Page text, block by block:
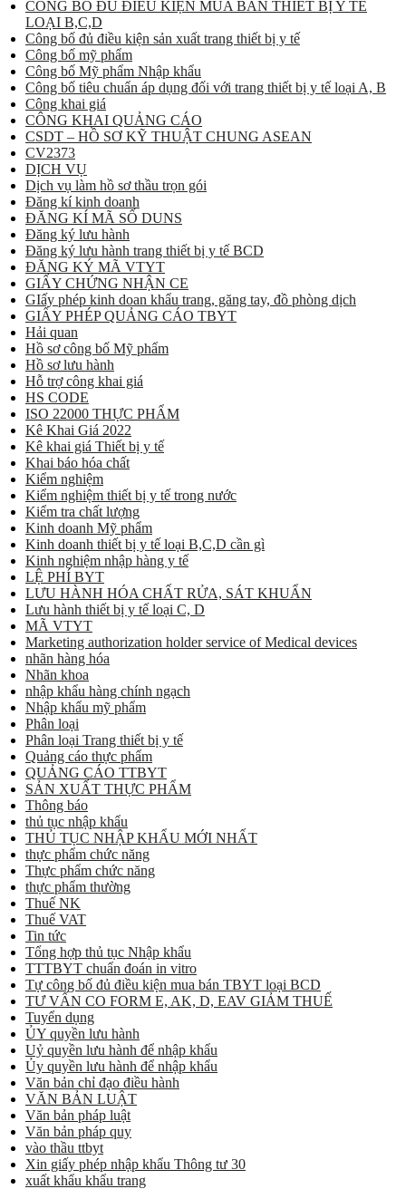
CÔNG BỐ ĐỦ ĐIỀU KIỆN MUA BÁN THIẾT BỊ Y TẾ
LOẠI B,C,D
Công bố đủ điều kiện sản xuất trang thiết bị y tế
Công bố mỹ phẩm
Công bố Mỹ phẩm Nhập khẩu
Công bố tiêu chuẩn áp dụng đối với trang thiết bị y tế loại A, B
Công khai giá
CÔNG KHAI QUẢNG CÁO
CSDT – HỒ SƠ KỸ THUẬT CHUNG ASEAN
CV2373
DỊCH VỤ
Dịch vụ làm hồ sơ thầu trọn gói
Đăng kí kinh doanh
ĐĂNG KÍ MÃ SỐ DUNS
Đăng ký lưu hành
Đăng ký lưu hành trang thiết bị y tế BCD
ĐĂNG KÝ MÃ VTYT
GIẤY CHỨNG NHẬN CE
GIấy phép kinh doan khẩu trang, găng tay, đồ phòng dịch
GIẤY PHÉP QUẢNG CÁO TBYT
Hải quan
Hồ sơ công bố Mỹ phẩm
Hồ sơ lưu hành
Hỗ trợ công khai giá
HS CODE
ISO 22000 THỰC PHẨM
Kê Khai Giá 2022
Kê khai giá Thiết bị y tế
Khai báo hóa chất
Kiểm nghiệm
Kiểm nghiệm thiết bị y tế trong nước
Kiểm tra chất lượng
Kinh doanh Mỹ phẩm
Kinh doanh thiết bị y tế loại B,C,D cần gì
Kinh nghiệm nhập hàng y tế
LỆ PHÍ BYT
LƯU HÀNH HÓA CHẤT RỬA, SÁT KHUẨN
Lưu hành thiết bị y tế loại C, D
MÃ VTYT
Marketing authorization holder service of Medical devices
nhãn hàng hóa
Nhãn khoa
nhập khẩu hàng chính ngạch
Nhập khẩu mỹ phẩm
Phân loại
Phân loại Trang thiết bị y tế
Quảng cáo thực phẩm
QUẢNG CÁO TTBYT
SẢN XUẤT THỰC PHẨM
Thông báo
thủ tục nhập khẩu
THỦ TỤC NHẬP KHẨU MỚI NHẤT
thực phẩm chức năng
Thực phẩm chức năng
thực phẩm thường
Thuế NK
Thuế VAT
Tin tức
Tổng hợp thủ tục Nhập khẩu
TTTBYT chuẩn đoán in vitro
Tự công bố đủ điều kiện mua bán TBYT loại BCD
TƯ VẤN CO FORM E, AK, D, EAV GIẢM THUẾ
Tuyển dụng
ỦY quyền lưu hành
Uỷ quyền lưu hành để nhập khẩu
Ủy quyền lưu hành để nhập khẩu
Văn bản chỉ đạo điều hành
VĂN BẢN LUẬT
Văn bản pháp luật
Văn bản pháp quy
vào thầu ttbyt
Xin giấy phép nhập khẩu Thông tư 30
xuất khẩu khẩu trang